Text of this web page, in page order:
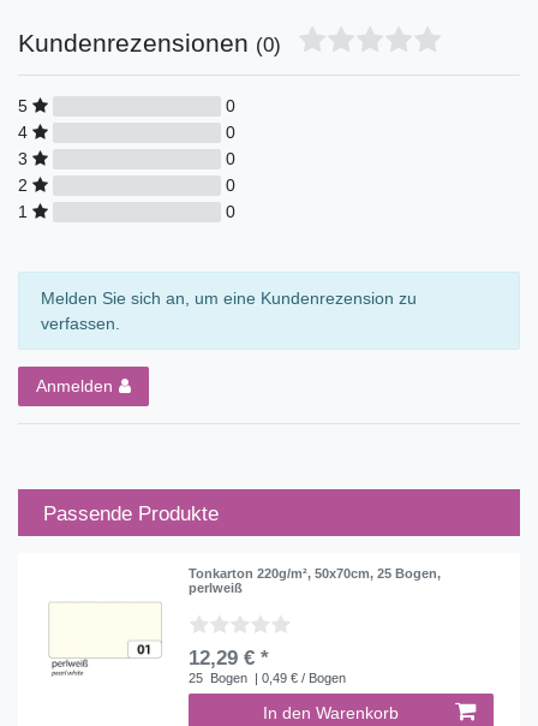
Kundenrezensionen (0)
5
0
4
0
3
0
2
0
1
0
Melden Sie sich an, um eine Kundenrezension zu
verfassen.
Anmelden
Passende Produkte
Tonkarton 220g/m², 50x70cm, 25 Bogen,
perlweiß
12,29 € *
25 Bogen | 0,49 € / Bogen
In den Warenkorb